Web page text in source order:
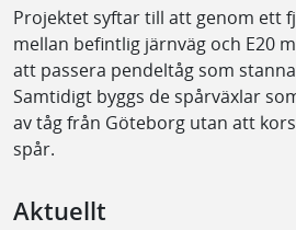
Projektet syftar till att genom ett
mellan befintlig järnväg och E20
att passera pendeltåg som
Samtidigt byggs de spårväxlar
av tåg från Göteborg utan att
spår.
Aktuellt